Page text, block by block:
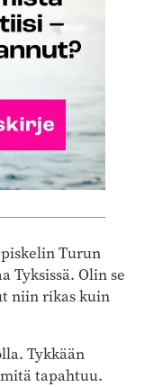
Turun
Tyksissä. Olin se
niin rikas kuin
Tykkään
tapahtuu.